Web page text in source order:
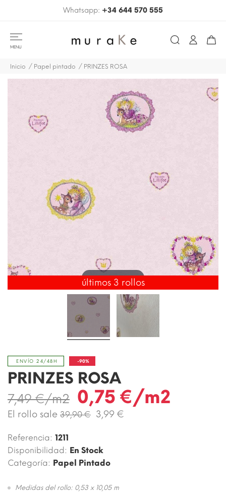
Whatsapp: +34 644 570 555
MENU
Inicio Papel pintado PRINZES ROSA
Toca para ampliar
últimos 3 rollos
ENVÍO 24/48H -90%
PRINZES ROSA
7,49 €/m2 0,75 €/m2
El rollo sale 39,90 € 3,99 €
Referencia: 1211
Disponibilidad: En Stock
Categoría: Papel Pintado
Medidas del rollo: 0,53 x 10,05 m